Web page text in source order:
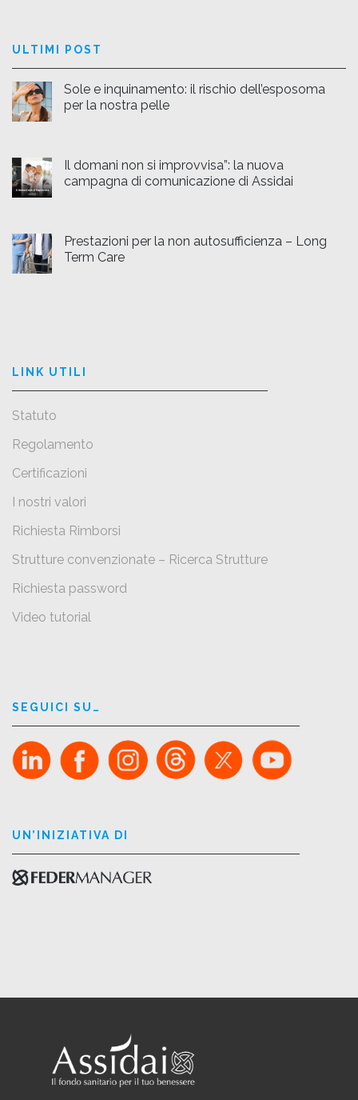
ULTIMI POST
Sole e inquinamento: il rischio dell’esposoma
per la nostra pelle
Il domani non si improvvisa”: la nuova
campagna di comunicazione di Assidai
Prestazioni per la non autosufficienza – Long
Term Care
LINK UTILI
Statuto
Regolamento
Certificazioni
I nostri valori
Richiesta Rimborsi
Strutture convenzionate – Ricerca Strutture
Richiesta password
Video tutorial
SEGUICI SU…
UN’INIZIATIVA DI